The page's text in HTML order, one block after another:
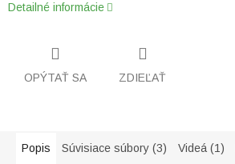
Detailné informácie
OPÝTAŤ SA ZDIEĽAŤ
Popis Súvisiace súbory (3) Videá (1)